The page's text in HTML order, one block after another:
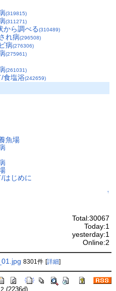
(319815)
(311271)
から調べる(310489)
れ病(296508)
病(276306)
(275961)
(261031)
食塩浴(242659)
魚場
はじめに
↑
Total:30067
Today:1
yesterday:1
Online:2
8301件 [詳細]
(2236d)